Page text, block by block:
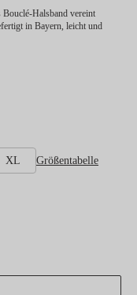
Bouclé-Halsband vereint
in Bayern, leicht und
XL Größentabelle